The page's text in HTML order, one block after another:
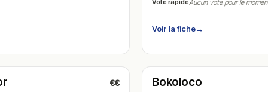
Vote rapideAucun vote pour le
Voir la fiche→
(11:45 – 14:00, 18:45 – 22:00)
€€ N° 7
Ouvert(11:00 – 15:00, 18:00 – 23:00)
Bokoloco